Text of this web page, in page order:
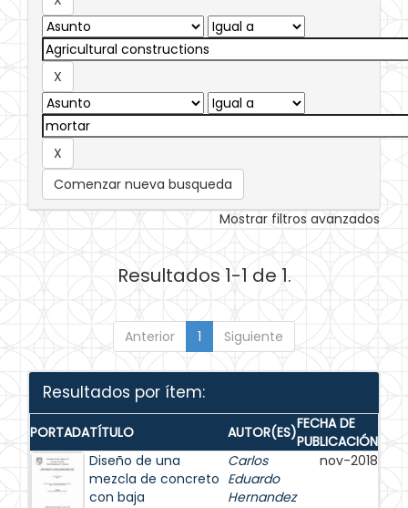
Comenzar nueva busqueda
Mostrar filtros avanzados
Resultados 1-1 de 1.
Anterior 1 Siguiente
Resultados por ítem:
PORTADATÍTULO AUTOR(ES)FECHA DE
PUBLICACIÓN
Diseño de una
mezcla de concreto
con baja
Carlos
Eduardo
Hernandez
nov-2018